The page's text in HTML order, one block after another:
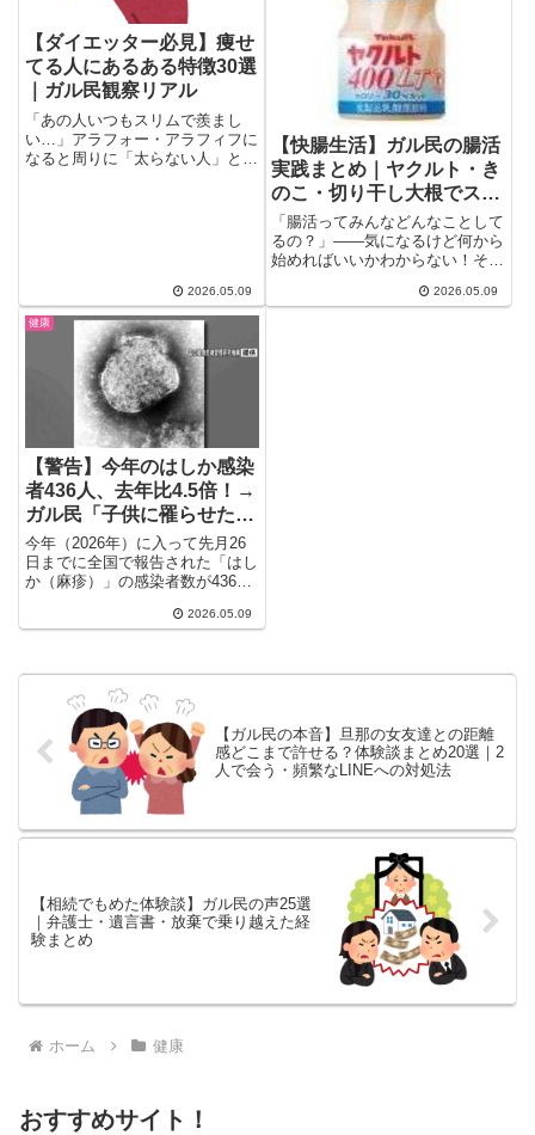
【ダイエッター必見】痩せ
てる人にあるある特徴30選
｜ガル民観察リアル
「あの人いつもスリムで羨まし
い…」アラフォー・アラフィフに
なると周りに「太らない人」と
2026.05.09
【快腸生活】ガル民の腸活
実践まとめ｜ヤクルト・き
のこ・切り干し大根でスッ
キリ解決
「腸活ってみんなどんなことして
るの？」――気になるけど何から
始めればいいかわからない！そん
2026.05.09
健康
【警告】今年のはしか感染
者436人、去年比4.5倍！→
ガル民「子供に罹らせたく
ない」「1回接種の30〜50
代は要注意」
今年（2026年）に入って先月26
日までに全国で報告された「はし
か（麻疹）」の感染者数が436人
2026.05.09
【ガル民の本音】旦那の女友達との距離
感どこまで許せる？体験談まとめ20選｜2
人で会う・頻繁なLINEへの対処法
【相続でもめた体験談】ガル民の声25選
｜弁護士・遺言書・放棄で乗り越えた経
験まとめ
ホーム 健康
おすすめサイト！